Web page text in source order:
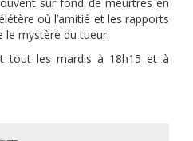
sur fond de meurtres en
où l’amitié et les rapports
le mystère du tueur.
tout les mardis à 18h15 et à